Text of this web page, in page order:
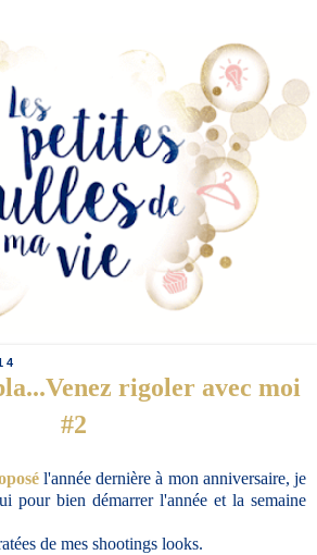
rigoler avec moi
#2
l'année dernière à mon anniversaire, je
pour bien démarrer l'année et la semaine
de mes shootings looks.